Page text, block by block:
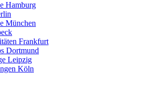
Hamburg
München
Frankfurt
Dortmund
Leipzig
Köln